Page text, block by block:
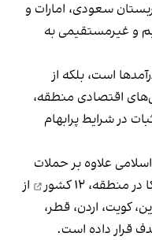
سعودی، امارات و
و غیرمستقیمی به
است، بلکه از
اقتصادی منطقه،
در شرایط پر‌ابهام
علاوه بر حملات
در منطقه، ۱۲ کشور
از
کویت، اردن، قطر،
قرار داده است.